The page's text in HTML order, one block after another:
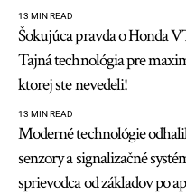
13 MIN READ
Šokujúca pravda o Honda
Tajná technológia pre
ktorej ste nevedeli!
13 MIN READ
Moderné technológie
senzory a signalizačné
sprievodca od základov po